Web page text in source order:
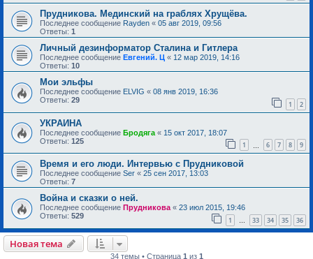
Прудникова. Мединский на граблях Хрущёва.
Последнее сообщение Rayden « 05 авг 2019, 09:56
Ответы: 1
Личный дезинформатор Сталина и Гитлера
Последнее сообщение Евгений. Ц « 12 мар 2019, 14:16
Ответы: 10
Мои эльфы
Последнее сообщение ELVIG « 08 янв 2019, 16:36
Ответы: 29 1 2
УКРАИНА
Последнее сообщение Бродяга « 15 окт 2017, 18:07
Ответы: 125 1 6 7 8 9
Время и его люди. Интервью с Прудниковой
Последнее сообщение Ser « 25 сен 2017, 13:03
Ответы: 7
Война и сказки о ней.
Последнее сообщение Прудникова « 23 июл 2015, 19:46
Ответы: 529 1 … 33 34 35 36
Новая тема
34 темы • Страница 1 из 1